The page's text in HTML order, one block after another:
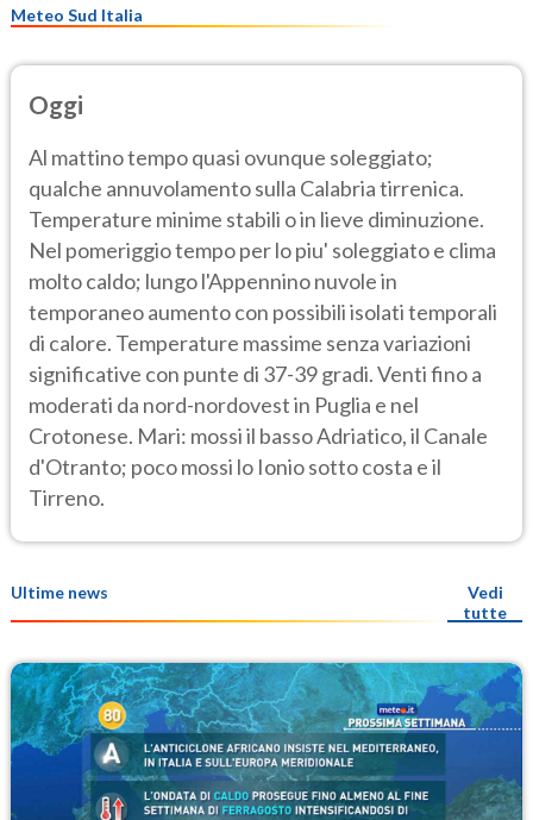
Meteo Sud Italia
Oggi
Al mattino tempo quasi ovunque soleggiato;
qualche annuvolamento sulla Calabria tirrenica.
Temperature minime stabili o in lieve diminuzione.
Nel pomeriggio tempo per lo piu' soleggiato e clima
molto caldo; lungo l'Appennino nuvole in
temporaneo aumento con possibili isolati temporali
di calore. Temperature massime senza variazioni
significative con punte di 37-39 gradi. Venti fino a
moderati da nord-nordovest in Puglia e nel
Crotonese. Mari: mossi il basso Adriatico, il Canale
d'Otranto; poco mossi lo Ionio sotto costa e il
Tirreno.
Ultime news
Vedi
tutte